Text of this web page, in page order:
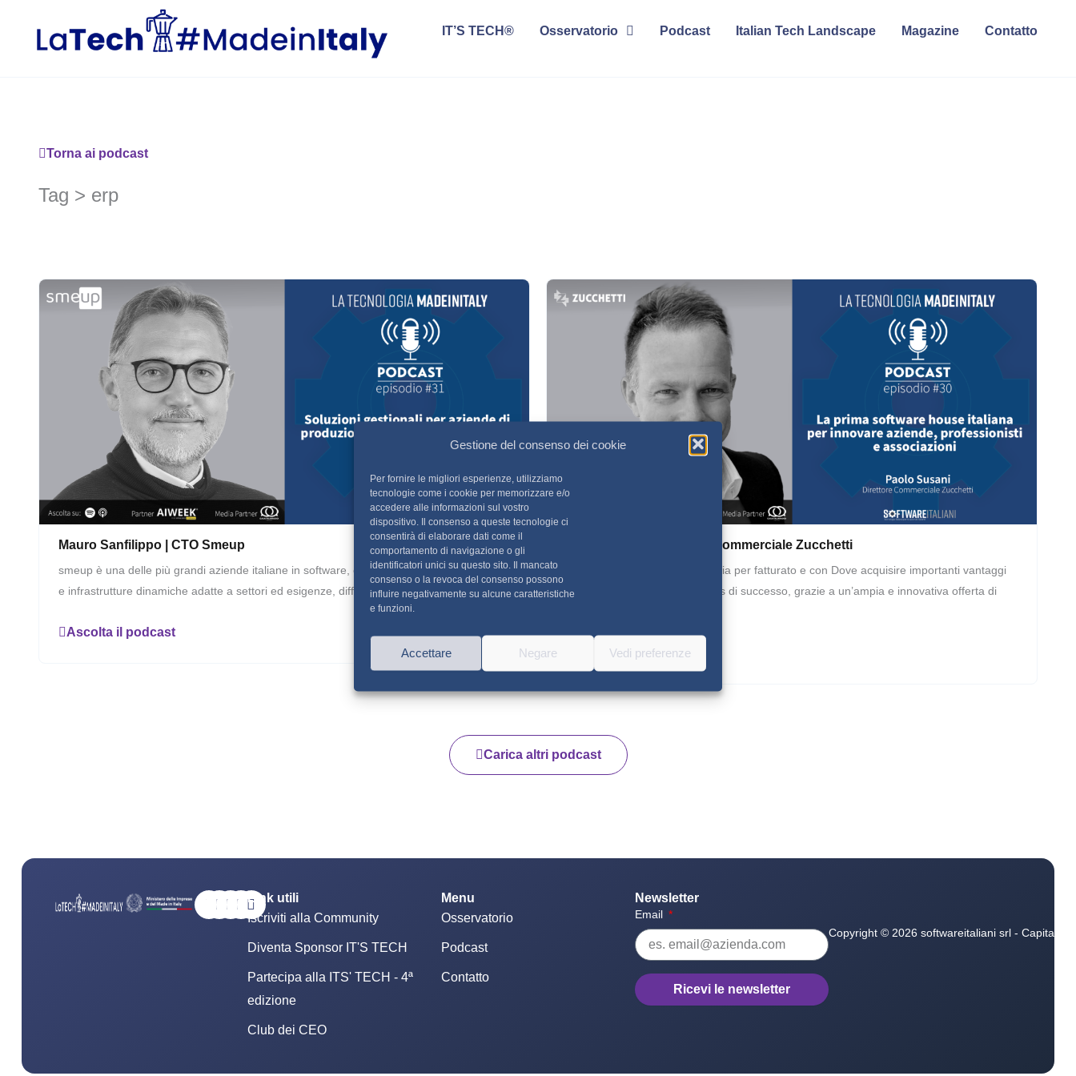
Gestione del consenso dei cookie
Per fornire le migliori esperienze, utilizziamo
tecnologie come i cookie per memorizzare e/o
accedere alle informazioni sul vostro
dispositivo. Il consenso a queste tecnologie ci
consentirà di elaborare dati come il
comportamento di navigazione o gli
identificatori unici su questo sito. Il mancato
consenso o la revoca del consenso possono
influire negativamente su alcune caratteristiche
e funzioni.
Accettare Negare Vedi preferenze
IT’S TECH® Osservatorio Podcast Italian Tech Landscape Magazine Contatto
Torna ai podcast
Tag > erp
Mauro Sanfilippo | CTO Smeup
smeup è una delle più grandi aziende italiane in software, che creano soluzioni software
e infrastrutture dinamiche adatte a settori ed esigenze, differenti.
Ascolta il podcast
Paolo Susani | Direttore Commerciale Zucchetti
La prima software house in Italia per fatturato e con Dove acquisire importanti vantaggi
competitivi e avere un business di successo, grazie a un’ampia e innovativa offerta di
Ascolta il podcast
Carica altri podcast
Link utili
Iscriviti alla Community
Diventa Sponsor IT'S TECH
Partecipa alla ITS' TECH - 4ª
edizione
Club dei CEO
Menu
Osservatorio
Podcast
Contatto
Newsletter
Email
Ricevi le newsletter
Copyright © 2026 softwareitaliani srl - Capitale